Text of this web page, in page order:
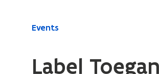
GedaanEvents
Label